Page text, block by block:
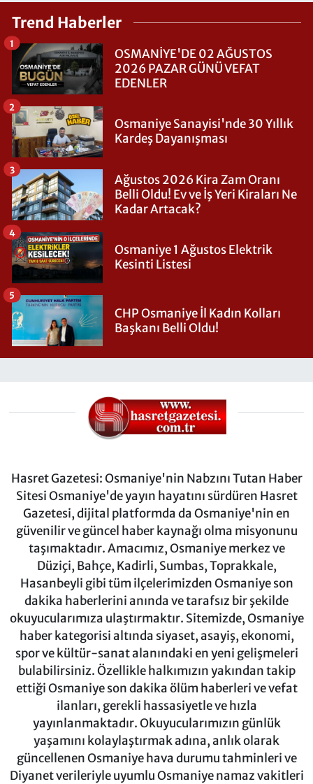
Trend Haberler
OSMANİYE'DE 02 AĞUSTOS
2026 PAZAR GÜNÜ VEFAT
EDENLER
1
Osmaniye Sanayisi'nde 30 Yıllık
Kardeş Dayanışması
2
Ağustos 2026 Kira Zam Oranı
Belli Oldu! Ev ve İş Yeri Kiraları Ne
Kadar Artacak?
3
Osmaniye 1 Ağustos Elektrik
Kesinti Listesi
4
CHP Osmaniye İl Kadın Kolları
Başkanı Belli Oldu!
5
Hasret Gazetesi: Osmaniye'nin Nabzını Tutan Haber
Sitesi Osmaniye'de yayın hayatını sürdüren Hasret
Gazetesi, dijital platformda da Osmaniye'nin en
güvenilir ve güncel haber kaynağı olma misyonunu
taşımaktadır. Amacımız, Osmaniye merkez ve
Düziçi, Bahçe, Kadirli, Sumbas, Toprakkale,
Hasanbeyli gibi tüm ilçelerimizden Osmaniye son
dakika haberlerini anında ve tarafsız bir şekilde
okuyucularımıza ulaştırmaktır. Sitemizde, Osmaniye
haber kategorisi altında siyaset, asayiş, ekonomi,
spor ve kültür-sanat alanındaki en yeni gelişmeleri
bulabilirsiniz. Özellikle halkımızın yakından takip
ettiği Osmaniye son dakika ölüm haberleri ve vefat
ilanları, gerekli hassasiyetle ve hızla
yayınlanmaktadır. Okuyucularımızın günlük
yaşamını kolaylaştırmak adına, anlık olarak
güncellenen Osmaniye hava durumu tahminleri ve
Diyanet verileriyle uyumlu Osmaniye namaz vakitleri